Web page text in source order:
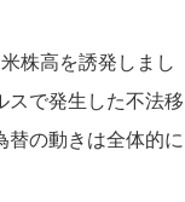
株高を誘発しまし
スで発生した不法移
替の動きは全体的に